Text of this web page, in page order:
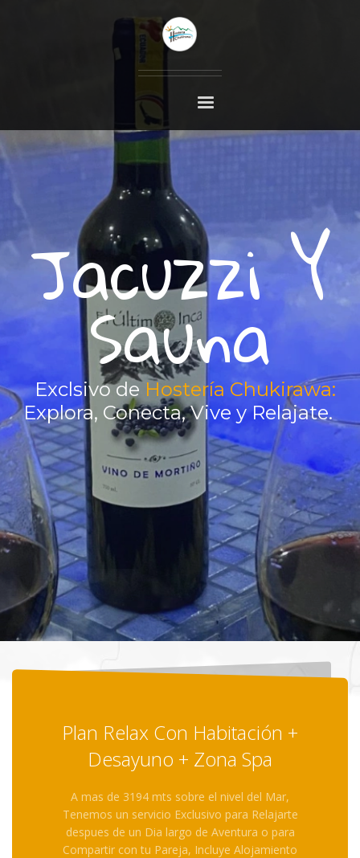
Jacuzzi Y
Sauna
Exclsivo de Hostería Chukirawa:
Explora, Conecta, Vive y Relajate.
Plan Relax Con Habitación +
Desayuno + Zona Spa
A mas de 3194 mts sobre el nivel del Mar,
Tenemos un servicio Exclusivo para Relajarte
despues de un Dia largo de Aventura o para
Compartir con tu Pareja, Incluye Alojamiento